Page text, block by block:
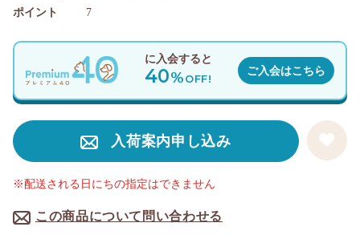
ポイント 7
入荷案内申し込み
この商品について問い合わせる
※配送される日にちの指定はできません
に入会すると
40%OFF!
ご入会はこちら